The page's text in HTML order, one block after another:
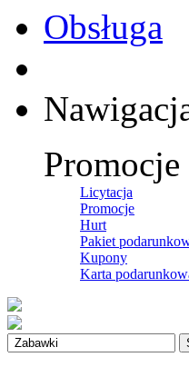
Obsługa
Promocje
Licytacja
Promocje
Hurt
Pakiet
Kupony
Karta